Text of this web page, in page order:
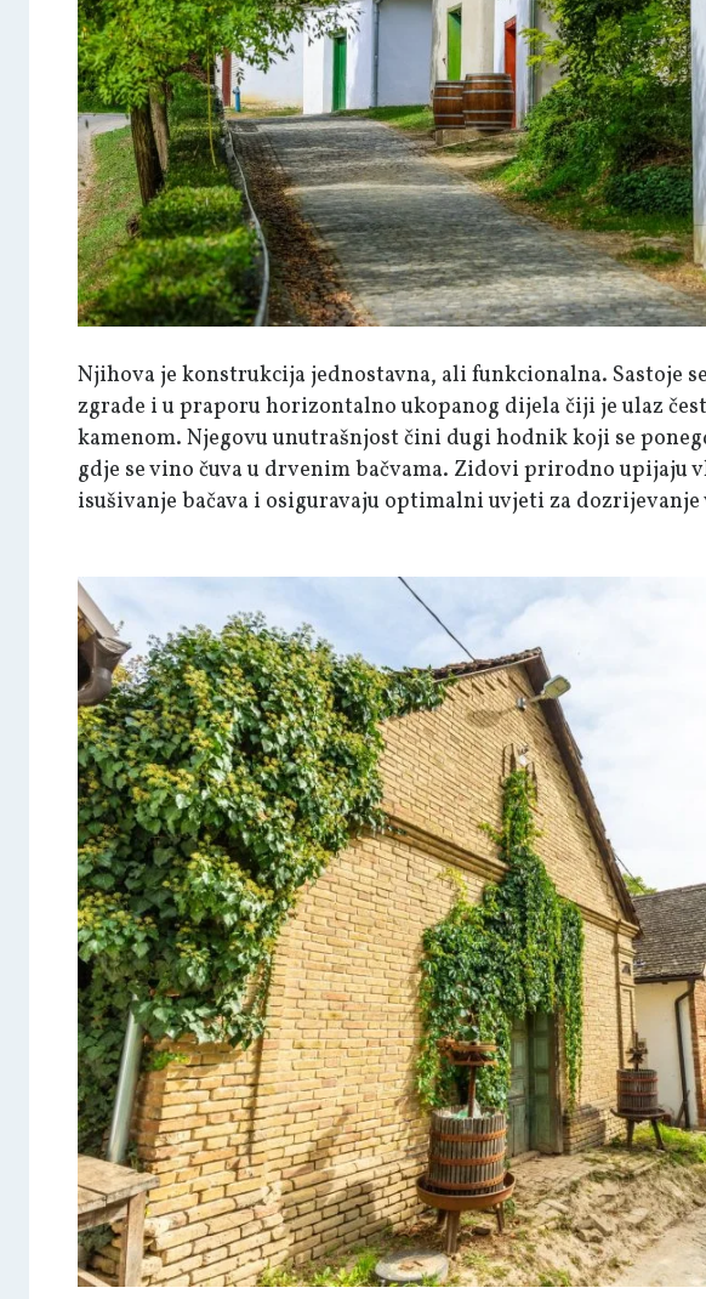
Njihova je konstrukcija jednostavna, ali funkcionalna. Sastoje
zgrade i u praporu horizontalno ukopanog dijela čiji je ulaz
kamenom. Njegovu unutrašnjost čini dugi hodnik koji se
gdje se vino čuva u drvenim bačvama. Zidovi prirodno upijaju
isušivanje bačava i osiguravaju optimalni uvjeti za dozrijevanje